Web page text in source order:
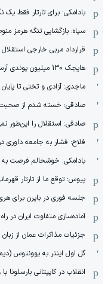
بادامکی: برای تارتار فقط یک
سپاه: بازگشایی تنگه هرمز
قرارداد مربی خارجی
هایجک 130 میلیون پوندی آرسنال به لیورپول!
ماجدی: آزادی و تختی تا
صادقی: خسته شدم از صحبت
صادقی: استقلال را این‌طور
فلاح: فشار به جامعه داوری
بادامکی: خوشحالم فرصت به
پیوس: توقع ما از تارتار
جلسه فوری در بایرن برای
آماده‌سازی متفاوت ایران در
جزئیات مذاکرات عمان از
گل اول اینتر به یوونتوس
انقلاب در کاپیتانی بارسلونا